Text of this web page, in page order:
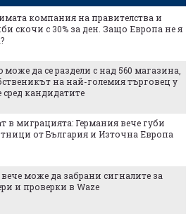
компания на правителства и
скочи с 30% за ден. Защо Европа не я
може да се раздели с над 560 магазина,
на най-големия търговец у
сред кандидатите
в миграцията: Германия вече губи
от България и Източна Европа
може да забрани сигналите за
и проверки в Waze